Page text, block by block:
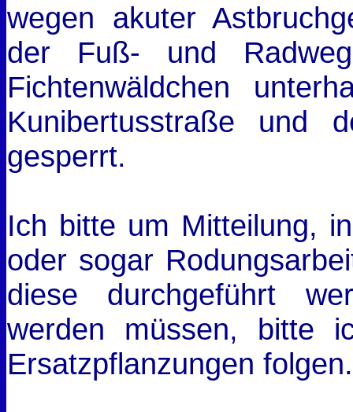
wegen akuter
der Fuß- und
Fichtenwäldchen
Kunibertusstraße und
gesperrt.
Ich bitte um Mitteilung,
oder sogar
diese durchgeführt
werden müssen, bitte
Ersatzpflanzungen folgen.